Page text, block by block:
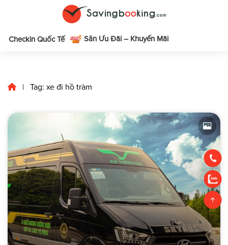
Checkin Quốc Tế Săn Ưu Đãi – Khuyến Mãi
| Tag: xe đi hồ tràm